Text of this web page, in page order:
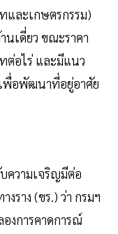
ละเกษตรกรรม)
เดี่ยว ขณะราคา
ต่อไร่ และมีแนว
พื่อพัฒนาที่อยู่อาศัย
ความเจริญมีต่อ
งราง (ขร.) ว่า กรมฯ
งการคาดการณ์